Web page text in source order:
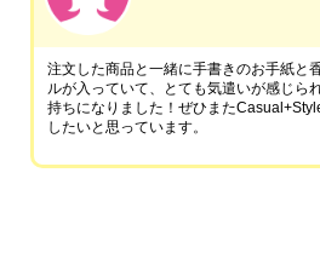
注文した商品と一緒に手書きのお手紙と
ルが入っていて、とても気遣いが感じら
持ちになりました！ぜひまた
したいと思っています。